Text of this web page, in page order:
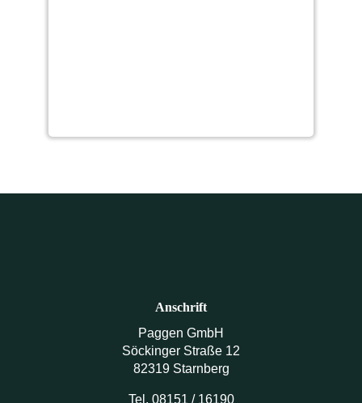
Anschrift
Paggen GmbH
Söckinger Straße 12
82319 Starnberg
Tel. 08151 / 16190